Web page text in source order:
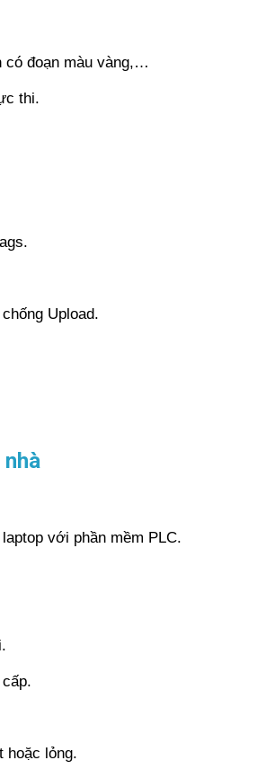
có đoạn màu vàng,…
thi.
Upload.
với phần mềm PLC.
hoặc lỏng.